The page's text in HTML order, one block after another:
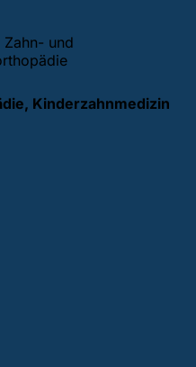
und
Kinderzahnmedizin